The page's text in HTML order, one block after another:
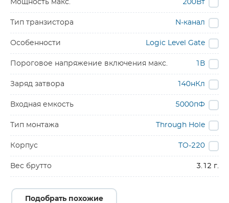
Мощность макс. 200Вт
Тип транзистора N-канал
Особенности Logic Level Gate
Пороговое напряжение включения макс. 1В
Заряд затвора 140нКл
Входная емкость 5000пФ
Тип монтажа Through Hole
Корпус TO-220
Вес брутто 3.12 г.
Подобрать похожие